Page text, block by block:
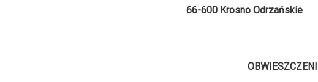
66-600 Krosno Odrzańskie